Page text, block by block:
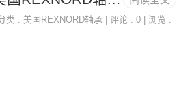
轴承3313SC3参数3313SC3价
推荐：3313SC3，FB22427-H RK
SRE热销品牌推荐：23030.EAKW
类 :美国REXNORD轴承 | 评论 : 0 | 浏览 :